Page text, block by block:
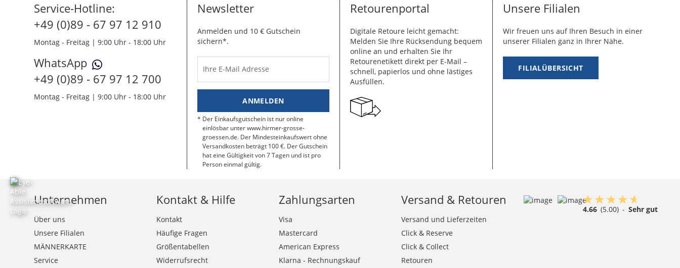
Service-Hotline:
+49 (0)89 - 67 97 12 910
Montag - Freitag | 9:00 Uhr - 18:00 Uhr
WhatsApp
+49 (0)89 - 67 97 12 700
Montag - Freitag | 9:00 Uhr - 18:00 Uhr
Newsletter
Anmelden und 10 € Gutschein
sichern*.
Ihre E-Mail Adresse
ANMELDEN
Der Einkaufsgutschein ist nur online
einlösbar unter www.hirmer-grosse-
groessen.de. Der Mindesteinkaufswert ohne
Versandkosten beträgt 100 €. Der Gutschein
hat eine Gültigkeit von 7 Tagen und ist pro
Person einmal gültig.
Retourenportal
Digitale Retoure leicht gemacht:
Melden Sie Ihre Rücksendung bequem
online an und erhalten Sie Ihr
Retourenetikett direkt per E-Mail –
schnell, papierlos und ohne lästiges
Ausfüllen.
Unsere Filialen
Wir freuen uns auf Ihren Besuch in einer
unserer Filialen ganz in Ihrer Nähe.
FILIALÜBERSICHT
Unternehmen
Über uns
Unsere Filialen
MÄNNERKARTE
Service
Kontakt & Hilfe
Kontakt
Häufige Fragen
Größentabellen
Widerrufsrecht
Zahlungsarten
Visa
Mastercard
American Express
Klarna - Rechnungskauf
Versand & Retouren
Versand und Lieferzeiten
Click & Reserve
Click & Collect
Retouren
4.66 (5.00) - Sehr gut